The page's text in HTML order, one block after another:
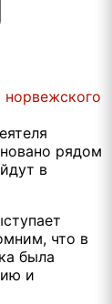
рядом
в
что в
была
и